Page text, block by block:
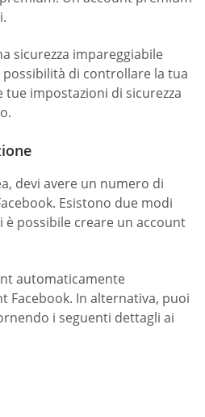
sicurezza impareggiabile
possibilità di controllare la tua
tue impostazioni di sicurezza
devi avere un numero di
Esistono due modi
possibile creare un account
automaticamente
Facebook. In alternativa, puoi
i seguenti dettagli ai